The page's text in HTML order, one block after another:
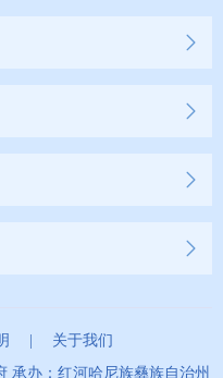
关于我们
承办：红河哈尼族彝族自治州